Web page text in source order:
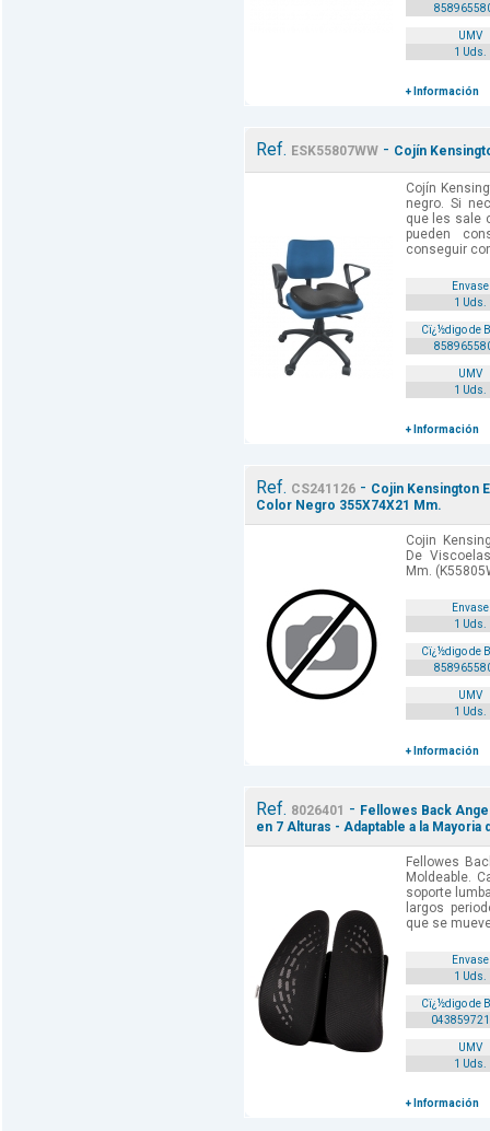
UMV
1 Uds.
+ Información
Ref. ESK55807WW- Cojín
Cojín
negro. Si
que les sale
pueden
conseguir
Envase
1 Uds.
Cï¿½digo de
UMV
1 Uds.
+ Información
Ref. CS241126- Cojin Kensington
Color Negro 355X74X21 Mm.
Cojin
De
Mm.
Envase
1 Uds.
Cï¿½digo de
UMV
1 Uds.
+ Información
Ref. 8026401 - Fellowes Back
en 7 Alturas - Adaptable a la
Fellowes
Moldeable.
soporte
largos
que se
Envase
1 Uds.
Cï¿½digo de
UMV
1 Uds.
+ Información